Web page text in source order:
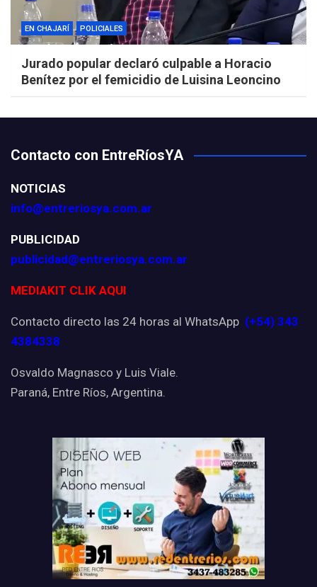
EN CHAJARÍ POLICIALES
Jurado popular declaró culpable a Horacio
Benítez por el femicidio de Luisina Leoncino
Contacto con EntreRíosYA
NOTICIAS
info@entreriosya.com.ar
PUBLICIDAD
publicidad@entreriosya.com.ar
MEDIAKIT CLIK AQUI
Contacto directo las 24 horas al WhatsApp (+54) 343
4384338
Osvaldo Magnasco y Luis Viale.
Paraná, Entre Ríos, Argentina.